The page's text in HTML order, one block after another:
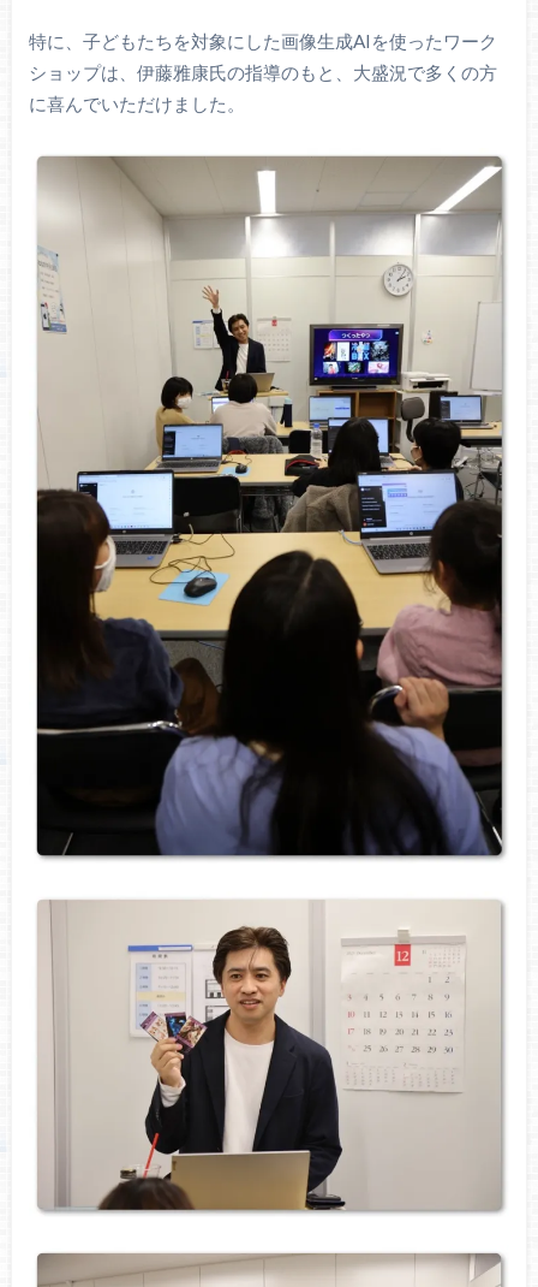
特に、子どもたちを対象にした画像生成AIを使ったワーク
ショップは、伊藤雅康氏の指導のもと、大盛況で多くの方
に喜んでいただけました。